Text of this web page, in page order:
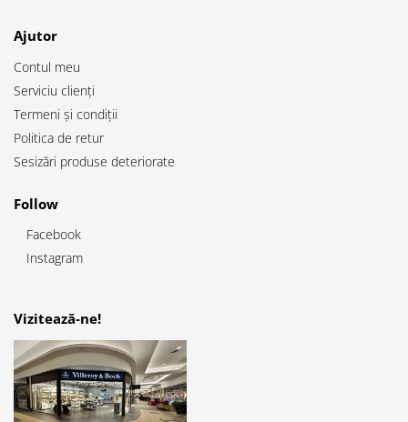
Ajutor
Contul meu
Serviciu clienți
Termeni și condiții
Politica de retur
Sesizări produse deteriorate
Follow
Facebook
Instagram
Vizitează-ne!